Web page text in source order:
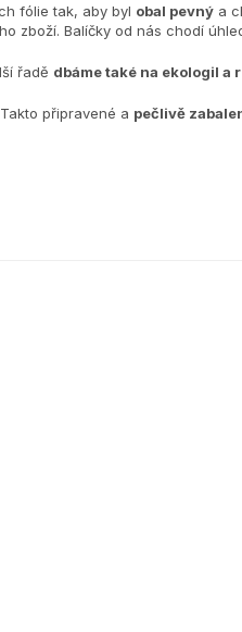
fólie tak, aby byl obal pevný a
zboží. Balíčky od nás chodí
řadě dbáme také na ekologiI a
Takto připravené a pečlivě